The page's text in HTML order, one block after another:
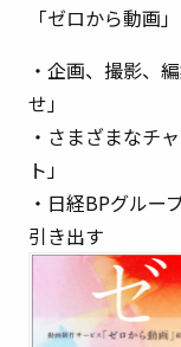
「ゼロから動画
・企画、撮影、
せ」
・さまざまなチ
ト」
・日経BPグルー
引き出す